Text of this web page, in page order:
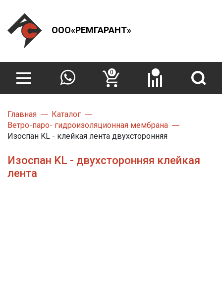
ООО«РЕМГАРАНТ»
0
Главная
Каталог
Ветро-паро- гидроизоляционная мембрана
Изоспан KL - клейкая лента двухсторонняя
Изоспан KL - двухсторонняя клейкая
лента